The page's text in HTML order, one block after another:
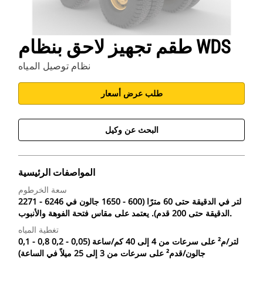
طقم تجهيز لاحق بنظام WDS
نظام توصيل المياه
طلب عرض أسعار
البحث عن وكيل
المواصفات الرئيسية
سعة الخرطوم
2271 - 6246 لتر في الدقيقة حتى 60 مترًا (600 - 1650 جالون في
الدقيقة حتى 200 قدم). يعتمد على مقاس فتحة الفوهة والأنبوب.
تغطية المياه
0,1 - 0,8 لتر/م² على سرعات من 4 إلى 40 كم/ساعة (0,05 - 0,2
جالون/قدم² على سرعات من 3 إلى 25 ميلاً في الساعة)